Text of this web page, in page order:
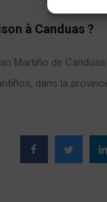
à Canduas ?
Martiño de
dans la